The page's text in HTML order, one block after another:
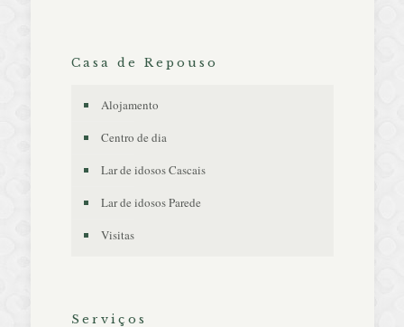
Casa de Repouso
Alojamento
Centro de dia
Lar de idosos Cascais
Lar de idosos Parede
Visitas
Serviços